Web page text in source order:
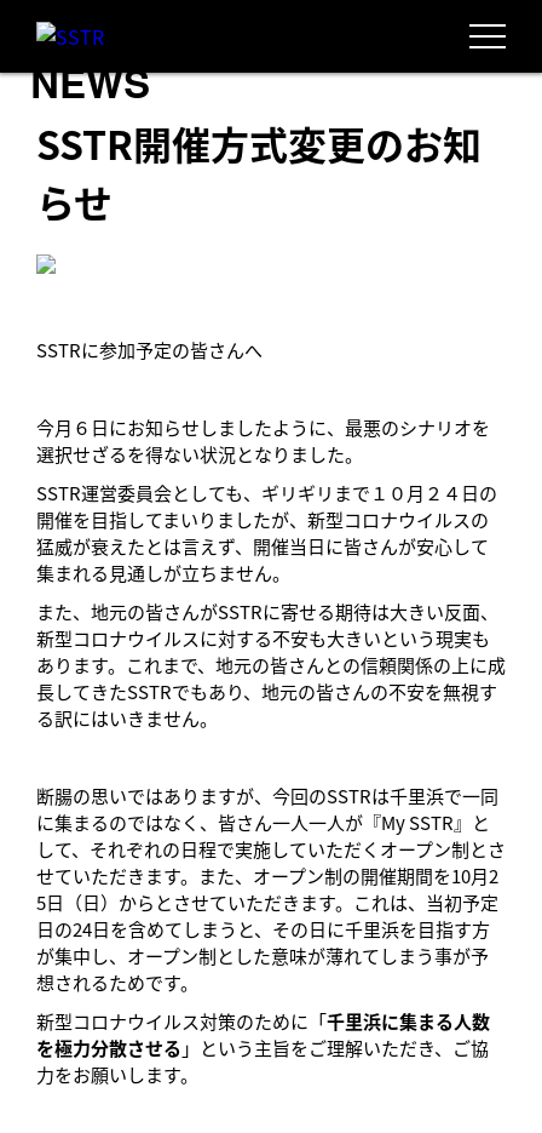
NEWS
SSTR開催方式変更のお知
らせ
SSTRに参加予定の皆さんへ
今月６日にお知らせしましたように、最悪のシナリオを
選択せざるを得ない状況となりました。
SSTR運営委員会としても、ギリギリまで１０月２４日の
開催を目指してまいりましたが、新型コロナウイルスの
猛威が衰えたとは言えず、開催当日に皆さんが安心して
集まれる見通しが立ちません。
また、地元の皆さんがSSTRに寄せる期待は大きい反面、
新型コロナウイルスに対する不安も大きいという現実も
あります。これまで、地元の皆さんとの信頼関係の上に成
長してきたSSTRでもあり、地元の皆さんの不安を無視す
る訳にはいきません。
断腸の思いではありますが、今回のSSTRは千里浜で一同
に集まるのではなく、皆さん一人一人が『My SSTR』と
して、それぞれの日程で実施していただくオープン制とさ
せていただきます。また、オープン制の開催期間を10月2
5日（日）からとさせていただきます。これは、当初予定
日の24日を含めてしまうと、その日に千里浜を目指す方
が集中し、オープン制とした意味が薄れてしまう事が予
想されるためです。
新型コロナウイルス対策のために「千里浜に集まる人数
を極力分散させる 」という主旨をご理解いただき、ご協
力をお願いします。